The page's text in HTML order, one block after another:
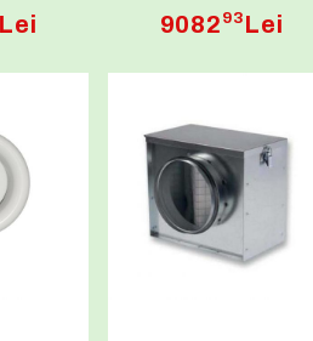
Lei
BD 15/15 T6 2,2kW
9082 93 Lei